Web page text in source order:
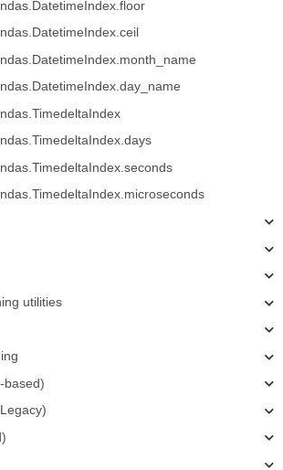
utilities
based)